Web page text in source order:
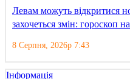
Левам можуть відкритися
захочеться змін: гороскоп
8 Серпня, 2026р 7:43
Інформація